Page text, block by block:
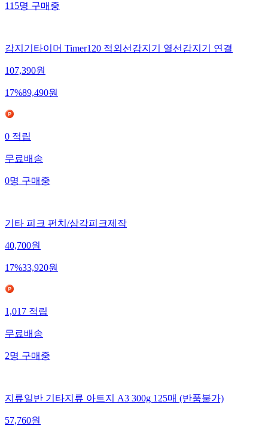
115명 구매중
감지기타이머 Timer120 적외선감지기 열선감지기 연결
107,390원
17%89,490원
0 적립
무료배송
0명 구매중
기타 피크 펀치/삼각피크제작
40,700원
17%33,920원
1,017적립
무료배송
2명구매중
지류일반 기타지류 아트지 A3 300g 125매 (반품불가)
57,760원